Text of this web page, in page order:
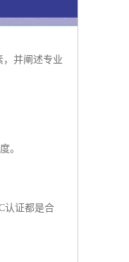
，并阐述专业
。
认证都是合